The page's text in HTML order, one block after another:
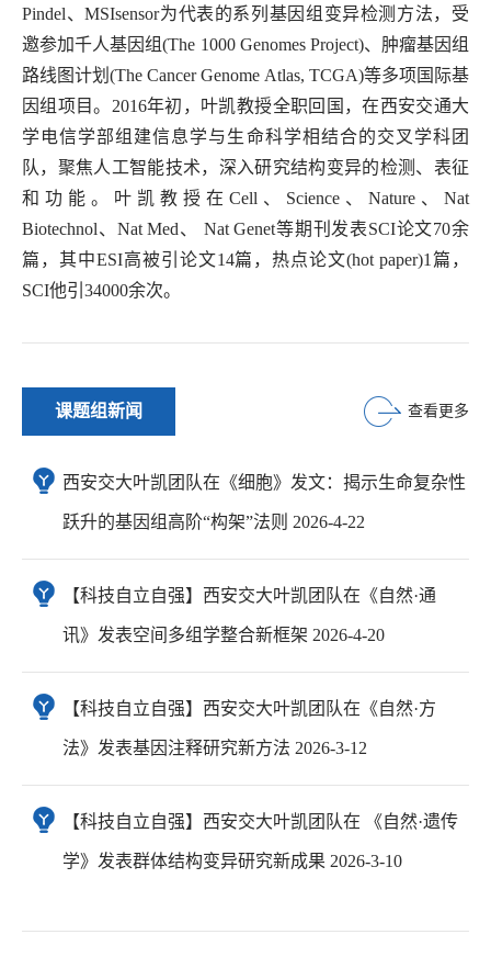
Pindel、MSIsensor为代表的系列基因组变异检测方法，受
邀参加千人基因组(The 1000 Genomes Project)、肿瘤基因组
路线图计划(The Cancer Genome Atlas, TCGA)等多项国际基
因组项目。2016年初，叶凯教授全职回国，在西安交通大
学电信学部组建信息学与生命科学相结合的交叉学科团
队，聚焦人工智能技术，深入研究结构变异的检测、表征
和功能。叶凯教授在Cell、Science、Nature、Nat
Biotechnol、Nat Med、 Nat Genet等期刊发表SCI论文70余
篇，其中ESI高被引论文14篇，热点论文(hot paper)1篇，
SCI他引34000余次。
课题组新闻 查看更多
西安交大叶凯团队在《细胞》发文：揭示生命复杂性
跃升的基因组高阶“构架”法则 2026-4-22
【科技自立自强】西安交大叶凯团队在《自然·通
讯》发表空间多组学整合新框架 2026-4-20
【科技自立自强】西安交大叶凯团队在《自然·方
法》发表基因注释研究新方法 2026-3-12
【科技自立自强】西安交大叶凯团队在 《自然·遗传
学》发表群体结构变异研究新成果 2026-3-10